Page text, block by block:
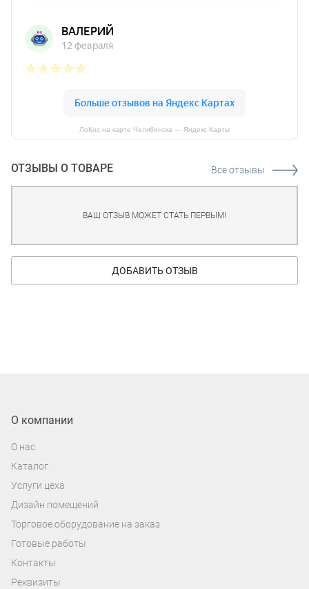
ЛоКос на карте Челябинска — Яндекс Карты
ОТЗЫВЫ О ТОВАРЕ Все отзывы
ВАШ ОТЗЫВ МОЖЕТ СТАТЬ ПЕРВЫМ!
ДОБАВИТЬ ОТЗЫВ
О компании
О нас
Каталог
Услуги цеха
Дизайн помещений
Торговое оборудование на заказ
Готовые работы
Контакты
Реквизиты